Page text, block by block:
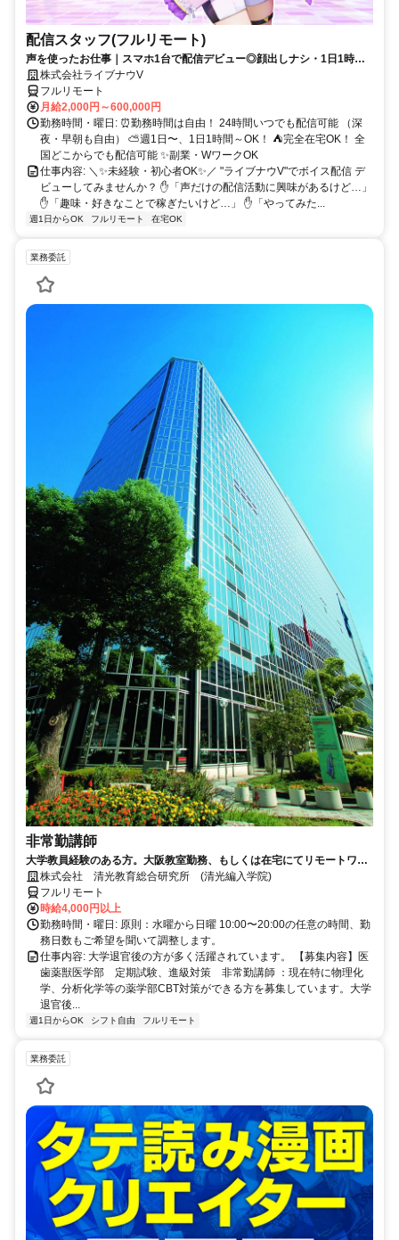
配信スタッフ(フルリモート)
声を使ったお仕事｜スマホ1台で配信デビュー◎顔出しナシ・1日1時間
～OK♪
株式会社ライブナウV
フルリモート
月給2,000円～600,000円
勤務時間・曜日: ⏰勤務時間は自由！ 24時間いつでも配信可能 （深
夜・早朝も自由） ⛅週1日〜、1日1時間～OK！ ⛺完全在宅OK！ 全
国どこからでも配信可能 ✨副業・WワークOK
仕事内容: ＼✨未経験・初心者OK✨／ "ライブナウV"でボイス配信 デ
ビューしてみませんか？ ✋「声だけの配信活動に興味があるけど…」
✋「趣味・好きなことで稼ぎたいけど…」 ✋「やってみた...
週1日からOK フルリモート 在宅OK
業務委託
非常勤講師
大学教員経験のある方。大阪教室勤務、もしくは在宅にてリモートワー
ク可能。退官した先生が活躍中。
株式会社 清光教育総合研究所 (清光編入学院)
フルリモート
時給4,000円以上
勤務時間・曜日: 原則：水曜から日曜 10:00〜20:00の任意の時間、勤
務日数もご希望を聞いて調整します。
仕事内容: 大学退官後の方が多く活躍されています。 【募集内容】医
歯薬獣医学部 定期試験、進級対策 非常勤講師 ：現在特に物理化
学、分析化学等の薬学部CBT対策ができる方を募集しています。大学
退官後...
週1日からOK シフト自由 フルリモート
業務委託